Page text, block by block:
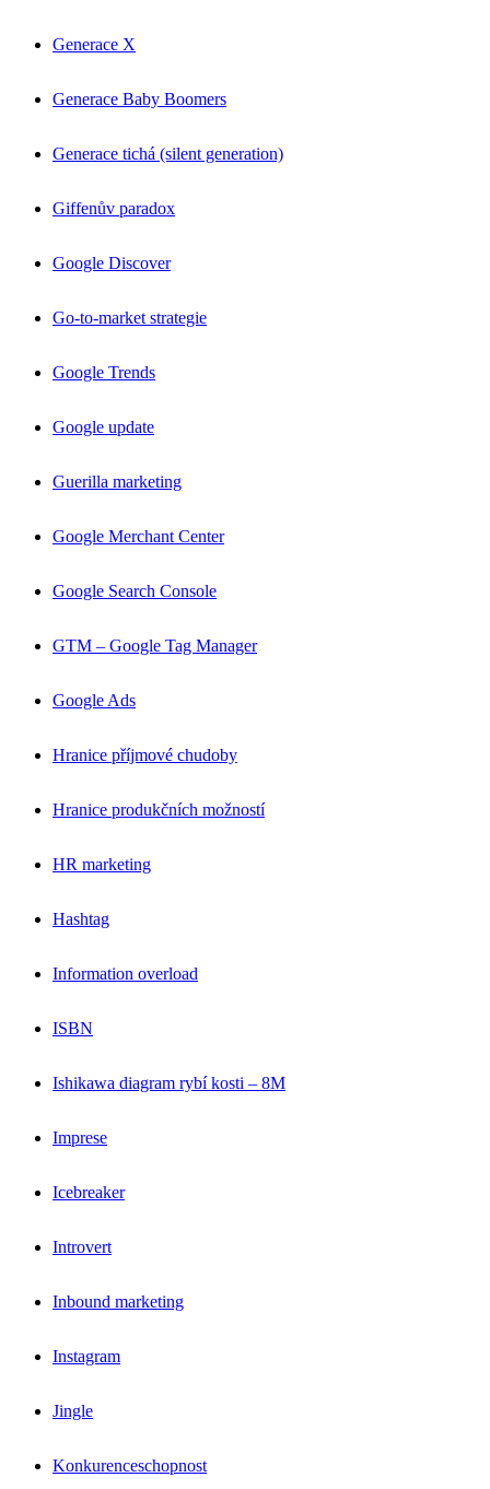
Generace X
Generace Baby Boomers
Generace tichá (silent generation)
Giffenův paradox
Google Discover
Go-to-market strategie
Google Trends
Google update
Guerilla marketing
Google Merchant Center
Google Search Console
GTM – Google Tag Manager
Google Ads
Hranice příjmové chudoby
Hranice produkčních možností
HR marketing
Hashtag
Information overload
ISBN
Ishikawa diagram rybí kosti – 8M
Imprese
Icebreaker
Introvert
Inbound marketing
Instagram
Jingle
Konkurenceschopnost